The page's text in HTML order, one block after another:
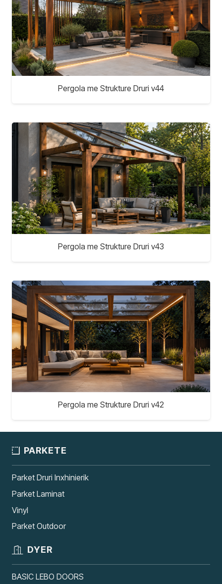
Pergola me Strukture Druri v44
Pergola me Strukture Druri v43
Pergola me Strukture Druri v42
PARKETE
Parket Druri Inxhinierik
Parket Laminat
Vinyl
Parket Outdoor
DYER
BASIC LEBO DOORS